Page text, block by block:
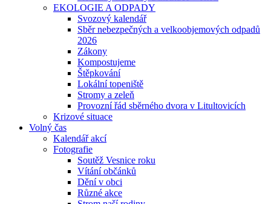
EKOLOGIE A ODPADY
Svozový kalendář
Sběr nebezpečných a velkoobjemových odpadů
2026
Zákony
Kompostujeme
Štěpkování
Lokální topeniště
Stromy a zeleň
Provozní řád sběrného dvora v Litultovicích
Krizové situace
Volný čas
Kalendář akcí
Fotografie
Soutěž Vesnice roku
Vítání občánků
Dění v obci
Různé akce